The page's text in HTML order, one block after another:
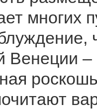
многих
Венеции –